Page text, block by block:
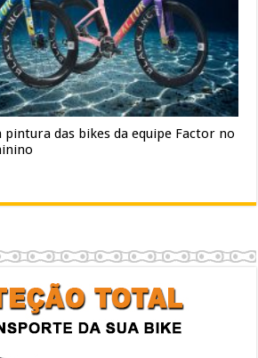
das bikes da equipe Factor no